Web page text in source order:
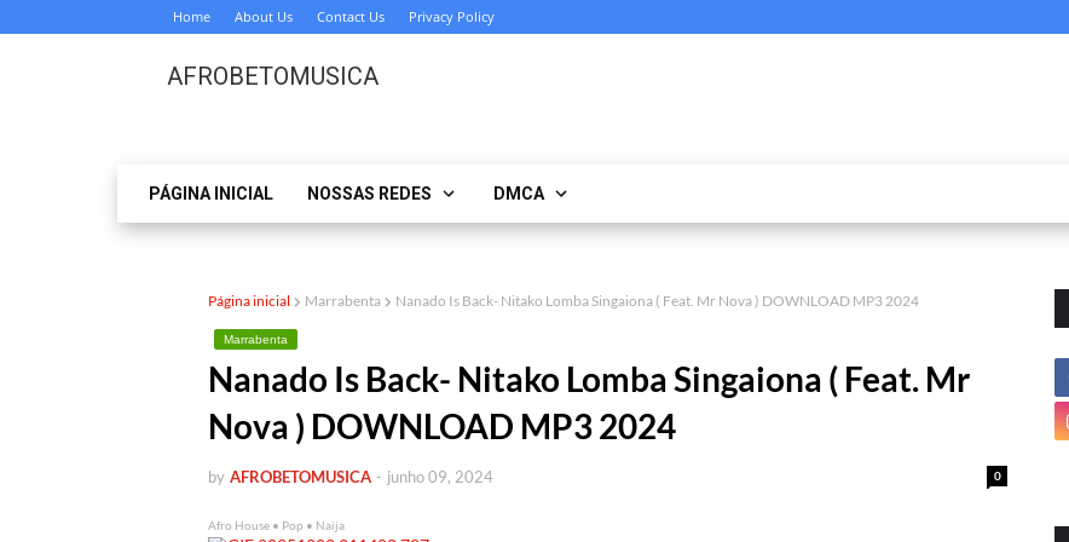
Home About Us Contact Us Privacy Policy
AFROBETOMUSICA
PÁGINA INICIAL NOSSAS REDES DMCA
Página inicial Marrabenta Nanado Is Back- Nitako Lomba Singaiona ( Feat. Mr Nova ) DOWNLOAD MP3 2024
Marrabenta
Nanado Is Back- Nitako Lomba Singaiona ( Feat. Mr
Nova ) DOWNLOAD MP3 2024
by AFROBETOMUSICA 0
- junho 09, 2024
Afro House • Pop • Naija